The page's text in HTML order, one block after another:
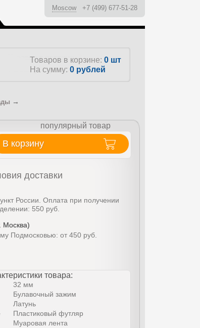
Moscow +7 (499) 677-51-28
Товаров в корзине: 0 шт
На сумму: 0 рублей
→
популярный товар
В корзину
доставки
России. Оплата при получении
550 руб.
Москва)
Подмосковью: от 450 руб.
товара:
32 мм
Булавочный зажим
Латунь
Пластиковый футляр
Муаровая лента